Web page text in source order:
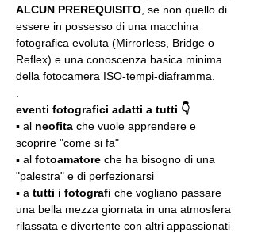
ALCUN PREREQUISITO , se non quello di
essere in possesso di una macchina
fotografica evoluta (Mirrorless, Bridge o
Reflex) e una conoscenza basica minima
della fotocamera ISO-tempi-diaframma.
eventi fotografici adatti a tutti 👇
▪️ al neofita che vuole apprendere e
scoprire "come si fa"
▪️ al fotoamatore che ha bisogno di una
"palestra" e di perfezionarsi
▪️ a tutti i fotografi che vogliano passare
una bella mezza giornata in una atmosfera
rilassata e divertente con altri appassionati